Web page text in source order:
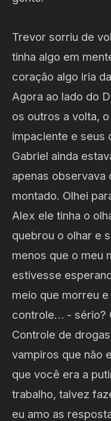
Trevor sorriu de
tinha algo em
coração algo iria
Agora ao lado do
os outros a volta,
impaciente e seus
Gabriel ainda
apenas observava
montado. Olhei
Alex ele tinha o
quebrou o olhar e
menos que o meu
estivesse
meio que morreu
controle… - sério?
Controle de
vampiros que não
que você era a
trabalho, talvez
eu amo as